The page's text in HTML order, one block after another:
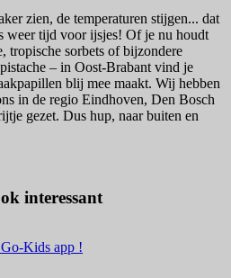
zien, de temperaturen stijgen... dat
weer tijd voor ijsjes! Of je nu houdt
tropische sorbets of bijzondere
– in Oost-Brabant vind je
blij mee maakt. Wij hebben
in de regio Eindhoven, Den Bosch
gezet. Dus hup, naar buiten en
interessant